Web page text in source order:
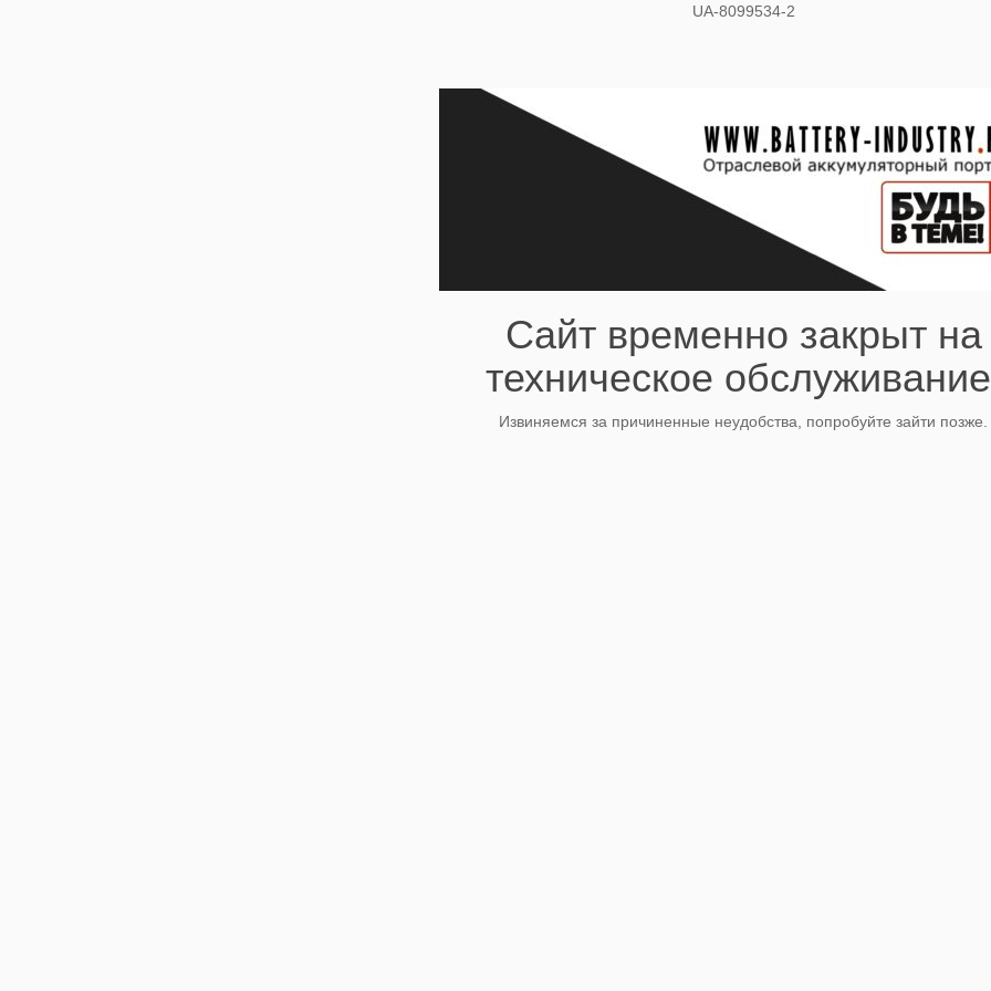
UA-8099534-2
Сайт временно закрыт на
техническое
Извиняемся за причиненные неудобства, попробуйте зайти позже.